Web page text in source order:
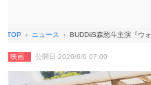
TOP ニュース BUDDiiS森愁斗主演『ウ
映画 公開日 2026/6/6 07:00